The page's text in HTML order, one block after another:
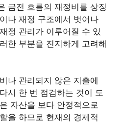
금전 흐름의 재정비를 상징
나 재정 구조에서 벗어나
정 관리가 이루어질 수 있
한 부분을 진지하게 고려해
나 관리되지 않은 지출에
시 한 번 점검하는 것이 도
자산을 보다 안정적으로
을 하므로 현재의 경제적